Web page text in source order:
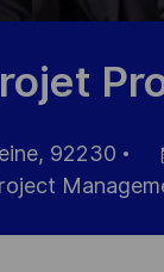
92230